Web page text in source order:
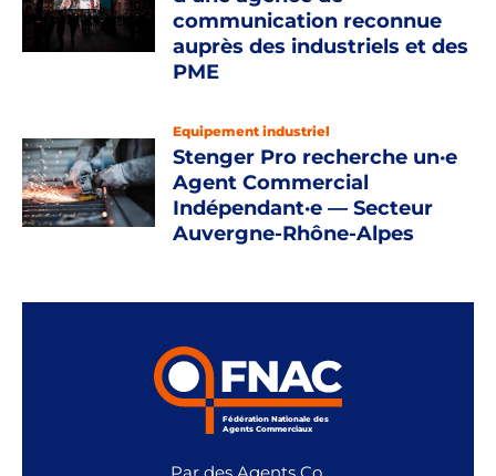
communication reconnue
auprès des industriels et des
PME
Equipement industriel
Stenger Pro recherche un·e
Agent Commercial
Indépendant·e — Secteur
Auvergne-Rhône-Alpes
Fédération Nationale des
Agents Commerciaux